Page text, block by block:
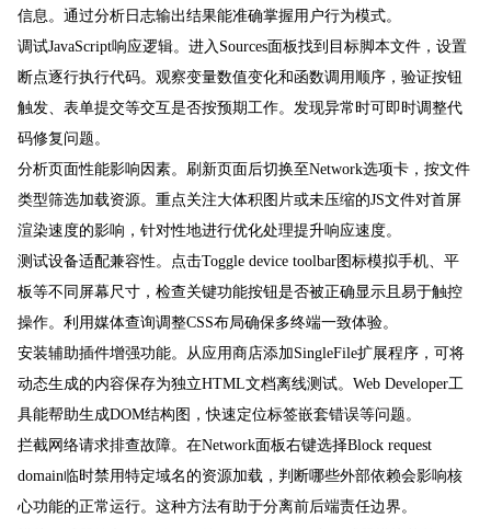
信息。通过分析日志输出结果能准确掌握用户行为模式。
调试JavaScript响应逻辑。进入Sources面板找到目标脚本文件，设置
断点逐行执行代码。观察变量数值变化和函数调用顺序，验证按钮
触发、表单提交等交互是否按预期工作。发现异常时可即时调整代
码修复问题。
分析页面性能影响因素。刷新页面后切换至Network选项卡，按文件
类型筛选加载资源。重点关注大体积图片或未压缩的JS文件对首屏
渲染速度的影响，针对性地进行优化处理提升响应速度。
测试设备适配兼容性。点击Toggle device toolbar图标模拟手机、平
板等不同屏幕尺寸，检查关键功能按钮是否被正确显示且易于触控
操作。利用媒体查询调整CSS布局确保多终端一致体验。
安装辅助插件增强功能。从应用商店添加SingleFile扩展程序，可将
动态生成的内容保存为独立HTML文档离线测试。Web Developer工
具能帮助生成DOM结构图，快速定位标签嵌套错误等问题。
拦截网络请求排查故障。在Network面板右键选择Block request
domain临时禁用特定域名的资源加载，判断哪些外部依赖会影响核
心功能的正常运行。这种方法有助于分离前后端责任边界。